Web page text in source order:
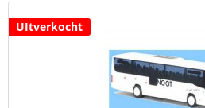
UItverkocht